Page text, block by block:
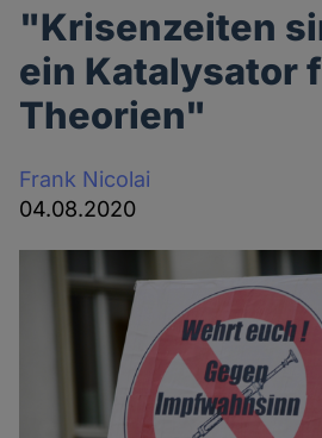
"Krisenzeiten
ein Katalysator
Theorien"
Frank Nicolai
04.08.2020